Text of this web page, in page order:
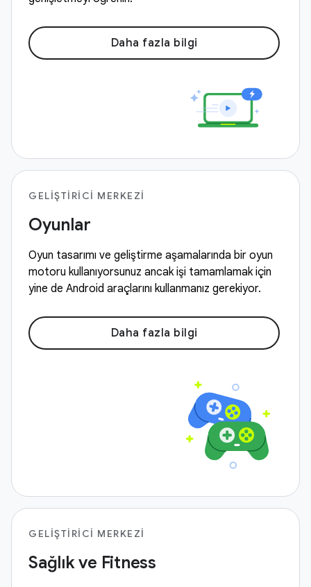
Daha fazla bilgi
GELIŞTIRICI MERKEZI
Oyunlar
Oyun tasarımı ve geliştirme aşamalarında bir oyun
motoru kullanıyorsunuz ancak işi tamamlamak için
yine de Android araçlarını kullanmanız gerekiyor.
Daha fazla bilgi
GELIŞTIRICI MERKEZI
Sağlık ve Fitness